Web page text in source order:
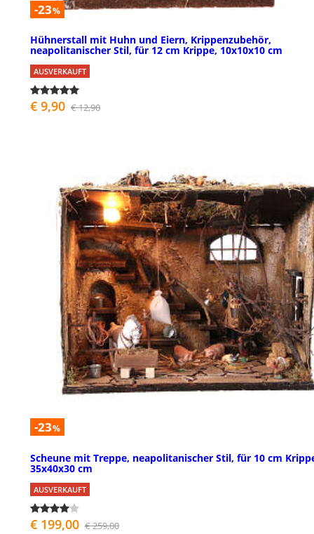
-23%
Hühnerstall mit Huhn und Eiern, Krippenzubehör,
neapolitanischer Stil, für 12 cm Krippe, 10x10x10 cm
AUSVERKAUFT
€ 9,90 € 12,90
-23%
Scheune mit Treppe, neapolitanischer Stil, für 10 cm
35x40x30 cm
AUSVERKAUFT
€ 199,00 € 259,00